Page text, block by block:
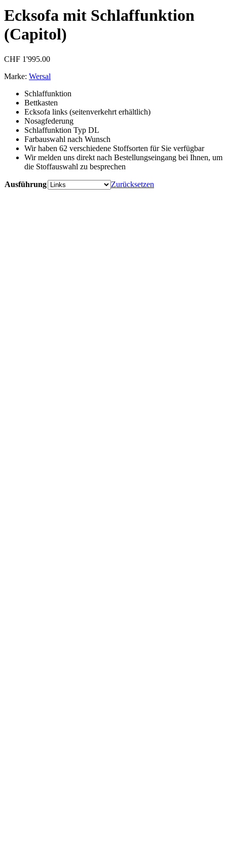
Ecksofa mit Schlaffunktion
(Capitol)
CHF 1'995.00
Marke: Wersal
Schlaffunktion
Bettkasten
Ecksofa links (seitenverkehrt erhältlich)
Nosagfederung
Schlaffunktion Typ DL
Farbauswahl nach Wunsch
Wir haben 62 verschiedene Stoffsorten für Sie verfügbar
Wir melden uns direkt nach Bestellungseingang bei Ihnen, um
die Stoffauswahl zu besprechen
Ausführung Zurücksetzen